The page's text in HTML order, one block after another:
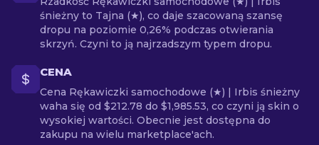
śnieżny to Tajna (★), co daje szacowaną szansę
dropu na poziomie 0,26% podczas otwierania
skrzyń. Czyni to ją najrzadszym typem dropu.
CENA
Cena Rękawiczki samochodowe (★) | Irbis śnieżny
waha się od $212.78 do $1,985.53, co czyni ją skin o
wysokiej wartości. Obecnie jest dostępna do
zakupu na wielu marketplace'ach.